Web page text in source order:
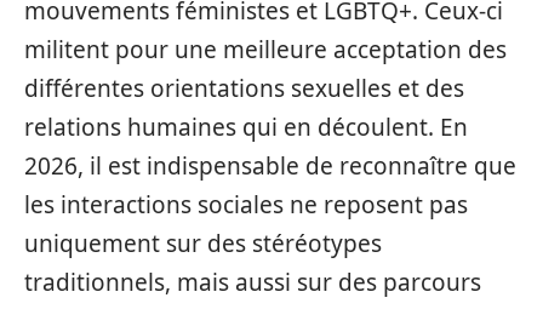
mouvements féministes et LGBTQ+. Ceux-ci
militent pour une meilleure acceptation des
différentes orientations sexuelles et des
relations humaines qui en découlent. En
2026, il est indispensable de reconnaître que
les interactions sociales ne reposent pas
uniquement sur des stéréotypes
traditionnels, mais aussi sur des parcours